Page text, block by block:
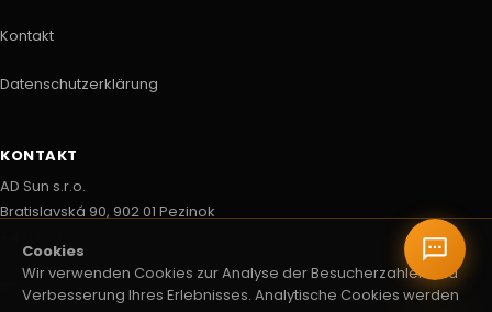
Kontakt
Datenschutzerklärung
KONTAKT
AD Sun s.r.o.
Bratislavská 90, 902 01 Pezinok
info@adsun.sk
Cookies
Wir verwenden Cookies zur Analyse der Besucherzahlen und
Verbesserung Ihres Erlebnisses. Analytische Cookies werden